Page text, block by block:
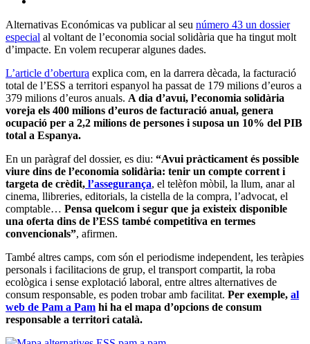
Alternativas Económicas va publicar al seu número 43 un dossier
especial al voltant de l’economia social solidària que ha tingut molt
d’impacte. En volem recuperar algunes dades.
L’article d’obertura explica com, en la darrera dècada, la facturació
total de l’ESS a territori espanyol ha passat de 179 milions d’euros a
379 milions d’euros anuals. A dia d’avui, l’economia solidària
voreja els 400 milions d’euros de facturació anual, genera
ocupació per a 2,2 milions de persones i suposa un 10% del PIB
total a Espanya.
En un paràgraf del dossier, es diu: “Avui pràcticament és possible
viure dins de l’economia solidària: tenir un compte corrent i
targeta de crèdit, l’assegurança, el telèfon mòbil, la llum, anar al
cinema, llibreries, editorials, la cistella de la compra, l’advocat, el
comptable… Pensa quelcom i segur que ja existeix disponible
una oferta dins de l’ESS també competitiva en termes
convencionals”, afirmen.
També altres camps, com són el periodisme independent, les teràpies
personals i facilitacions de grup, el transport compartit, la roba
ecològica i sense explotació laboral, entre altres alternatives de
consum responsable, es poden trobar amb facilitat. Per exemple, al
web de Pam a Pam hi ha el mapa d’opcions de consum
responsable a territori català.